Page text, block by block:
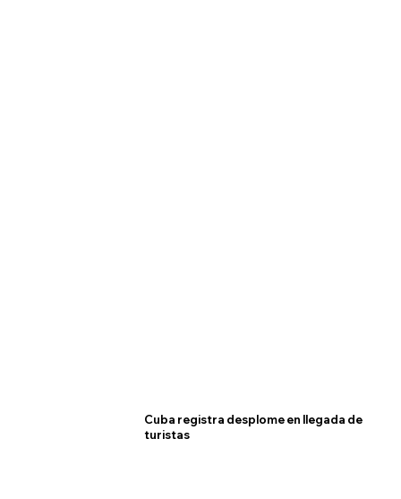
Cuba registra desplome en llegada de
turistas